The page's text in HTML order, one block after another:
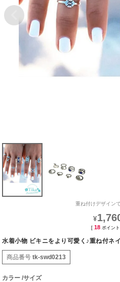
重ね付けデザイン
¥
[ 18 ポイン
水着小物 ビキニをより可愛く♪重ね付ネ
商品番号 tk-swd0213
カラー サイズ